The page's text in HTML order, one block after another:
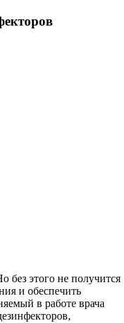
без этого не получится
и обеспечить
в работе врача